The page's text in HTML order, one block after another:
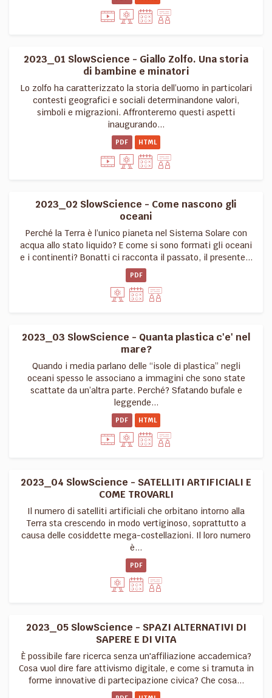
2023_01 SlowScience - Giallo Zolfo. Una storia
di bambine e minatori
Lo zolfo ha caratterizzato la storia dell’uomo in particolari
contesti geografici e sociali determinandone valori,
simboli e migrazioni. Affronteremo questi aspetti
inaugurando...
PDF HTML
2023_02 SlowScience - Come nascono gli
oceani
Perché la Terra è l’unico pianeta nel Sistema Solare con
acqua allo stato liquido? E come si sono formati gli oceani
e i continenti? Bonatti ci racconta il passato, il presente...
PDF
2023_03 SlowScience - Quanta plastica c'e' nel
mare?
Quando i media parlano delle “isole di plastica” negli
oceani spesso le associano a immagini che sono state
scattate da un’altra parte. Perché? Sfatando bufale e
leggende...
PDF HTML
2023_04 SlowScience - SATELLITI ARTIFICIALI E
COME TROVARLI
Il numero di satelliti artificiali che orbitano intorno alla
Terra sta crescendo in modo vertiginoso, soprattutto a
causa delle cosiddette mega-costellazioni. Il loro numero
è...
PDF
2023_05 SlowScience - SPAZI ALTERNATIVI DI
SAPERE E DI VITA
È possibile fare ricerca senza un'affiliazione accademica?
Cosa vuol dire fare attivismo digitale, e come si tramuta in
forme innovative di partecipazione civica? Che cosa...